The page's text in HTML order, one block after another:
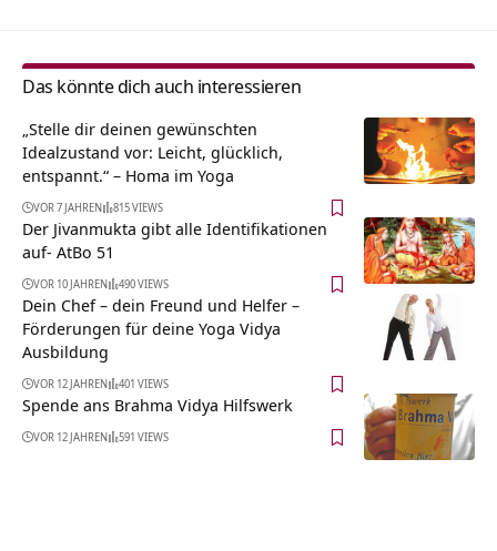
Das könnte dich auch interessieren
„Stelle dir deinen gewünschten
Idealzustand vor: Leicht, glücklich,
entspannt.“ – Homa im Yoga
VOR 7 JAHREN 815 VIEWS
Der Jivanmukta gibt alle Identifikationen
auf- AtBo 51
VOR 10 JAHREN 490 VIEWS
Dein Chef – dein Freund und Helfer –
Förderungen für deine Yoga Vidya
Ausbildung
VOR 12 JAHREN 401 VIEWS
Spende ans Brahma Vidya Hilfswerk
VOR 12 JAHREN 591 VIEWS